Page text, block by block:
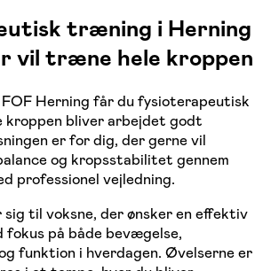
træning i Herning
vil træne hele kroppen
Herning får du fysioterapeutisk
kroppen bliver arbejdet godt
er for dig, der gerne vil
og kropsstabilitet gennem
professionel vejledning.
til voksne, der ønsker en effektiv
på både bevægelse,
funktion i hverdagen. Øvelserne er